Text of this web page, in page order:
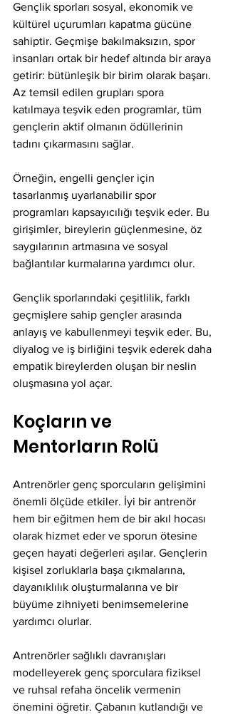
Gençlik sporları sosyal, ekonomik ve
kültürel uçurumları kapatma gücüne
sahiptir. Geçmişe bakılmaksızın, spor
insanları ortak bir hedef altında bir araya
getirir: bütünleşik bir birim olarak başarı.
Az temsil edilen grupları spora
katılmaya teşvik eden programlar, tüm
gençlerin aktif olmanın ödüllerinin
tadını çıkarmasını sağlar.
Örneğin, engelli gençler için
tasarlanmış uyarlanabilir spor
programları kapsayıcılığı teşvik eder. Bu
girişimler, bireylerin güçlenmesine, öz
saygılarının artmasına ve sosyal
bağlantılar kurmalarına yardımcı olur.
Gençlik sporlarındaki çeşitlilik, farklı
geçmişlere sahip gençler arasında
anlayış ve kabullenmeyi teşvik eder. Bu,
diyalog ve iş birliğini teşvik ederek daha
empatik bireylerden oluşan bir neslin
oluşmasına yol açar.
Koçların ve
Mentorların Rolü
Antrenörler genç sporcuların gelişimini
önemli ölçüde etkiler. İyi bir antrenör
hem bir eğitmen hem de bir akıl hocası
olarak hizmet eder ve sporun ötesine
geçen hayati değerleri aşılar. Gençlerin
kişisel zorluklarla başa çıkmalarına,
dayanıklılık oluşturmalarına ve bir
büyüme zihniyeti benimsemelerine
yardımcı olurlar.
Antrenörler sağlıklı davranışları
modelleyerek genç sporculara fiziksel
ve ruhsal refaha öncelik vermenin
önemini öğretir. Çabanın kutlandığı ve